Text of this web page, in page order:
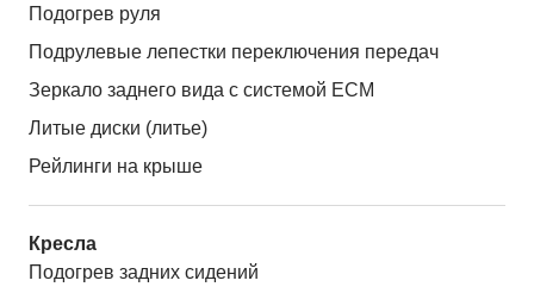
Подогрев руля
Подрулевые лепестки переключения передач
Зеркало заднего вида с системой ЕСМ
Литые диски (литье)
Рейлинги на крыше
Кресла
Подогрев задних сидений